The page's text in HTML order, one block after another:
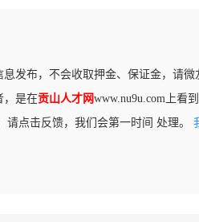
发布，不会收取押金、保证金，请微
，是在贡山人才网www.nu9u.com上看
请点击反馈，我们会第一时间 处理。